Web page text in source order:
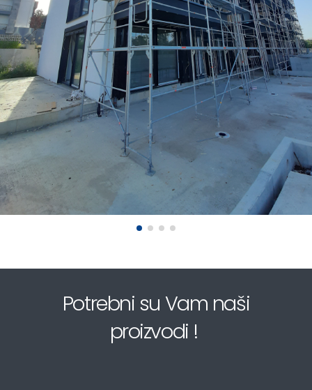
Potrebni su Vam naši
proizvodi !